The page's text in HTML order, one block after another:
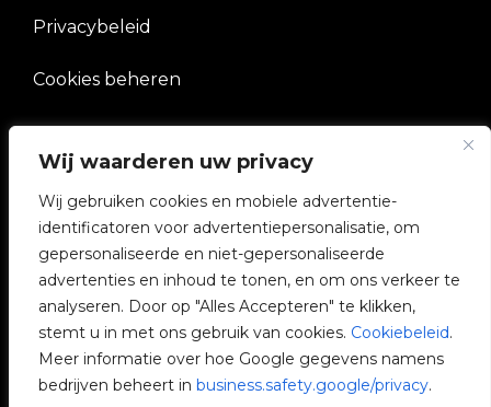
Wij waarderen uw privacy
Wij gebruiken cookies en mobiele advertentie-
identificatoren voor advertentiepersonalisatie, om
gepersonaliseerde en niet-gepersonaliseerde
advertenties en inhoud te tonen, en om ons verkeer te
analyseren. Door op "Alles Accepteren" te klikken,
stemt u in met ons gebruik van cookies. Cookiebeleid.
Meer informatie over hoe Google gegevens namens
bedrijven beheert in business.safety.google/privacy.
Privacybeleid
Cookies beheren
BEDRIJF
V2C Gemeenschap
e-Chargers
V2C Cloud
V2C Payments